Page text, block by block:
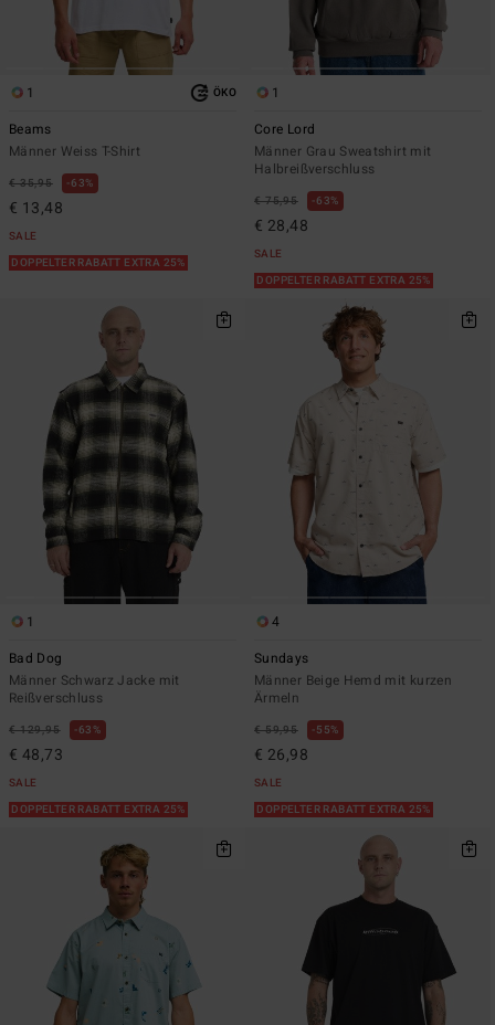
1 ÖKO
Beams
Männer Weiss T-Shirt
€ 35,95 63%
€ 13,48
SALE
DOPPELTER RABATT EXTRA 25%
1
Core Lord
Männer Grau Sweatshirt mit
Halbreißverschluss
€ 75,95 63%
€ 28,48
SALE
DOPPELTER RABATT EXTRA 25%
1
Bad Dog
Männer Schwarz Jacke mit
Reißverschluss
€ 129,95 63%
€ 48,73
SALE
DOPPELTER RABATT EXTRA 25%
4
Sundays
Männer Beige Hemd mit kurzen
Ärmeln
€ 59,95 55%
€ 26,98
SALE
DOPPELTER RABATT EXTRA 25%